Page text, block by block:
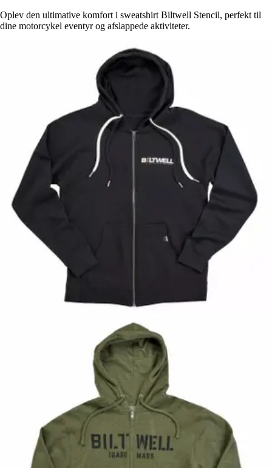
Oplev den ultimative komfort i sweatshirt Biltwell Stencil, perfekt til
dine motorcykel eventyr og afslappede aktiviteter.